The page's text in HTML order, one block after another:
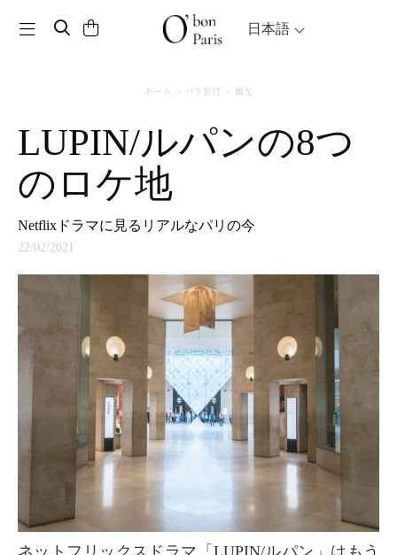
Toggle navigation 日本語
ホーム パリ旅行 観光
LUPIN/ルパンの8つ
のロケ地
Netflixドラマに見るリアルなパリの今
22/02/2021
ネットフリックスドラマ「LUPIN/ルパン」はもう